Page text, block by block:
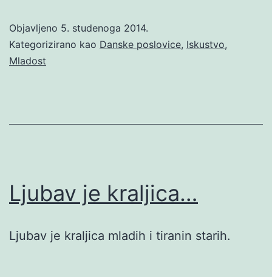
Objavljeno 5. studenoga 2014.
Kategorizirano kao Danske poslovice, Iskustvo,
Mladost
Ljubav je kraljica…
Ljubav je kraljica mladih i tiranin starih.